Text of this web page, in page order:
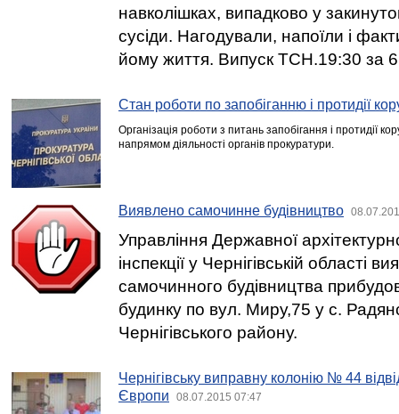
навколішках, випадково у
сусіди. Нагодували, напоїли і
йому життя. Випуск ТСН.19:30 за
Стан роботи по запобіганню і протидії
Організація роботи з питань запобігання і протидії
напрямом діяльності органів прокуратури.
Виявлено самочинне будівництво
Управління Державної
інспекції у Чернігівській області
самочинного будівництва
будинку по вул. Миру,75 у с.
Чернігівського району.
Чернігівську виправну колонію № 44
Європи
08.07.2015 07:47